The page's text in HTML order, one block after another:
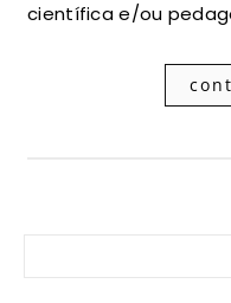
científica e/ou